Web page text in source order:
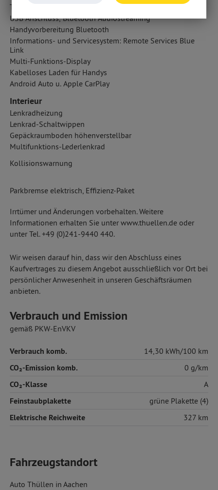
Touchscreen Bedienung
USB Anschluss, Bluetooth Audiostreaming
Handyvorbereitung Bluetooth
Informations- und Servicesystem: Remote Services Blue
Link
Multi-Funktions-Display
Kabelloses Laden für Handys
Android Auto u. Apple CarPlay
Interieur
Lenkradheizung
Lenkrad-Schaltwippen
Gepäckraumboden höhenverstellbar
Multifunktions-Lederlenkrad
Kollisionswarnung
Parkbremse elektrisch, Effizienz-Paket
Irrtümer und Änderungen vorbehalten. Weitere
Informationen erhalten Sie unter www.thuellen.de oder
unter Tel. +49 (0)241-9440 440.
Wir weisen darauf hin, dass wir den Abschluss eines
Kaufvertrages zu diesem Angebot ausschließlich vor Ort bei
persönlicher Anwesenheit in unseren Geschäftsräumen
anbieten.
Verbrauch und Emission
gemäß PKW-EnVKV
Verbrauch komb. 14,30 kWh/100 km
CO₂-Emission komb. 0 g/km
CO₂-Klasse A
Feinstaubplakette grüne Plakette (4)
Elektrische Reichweite 327 km
Fahrzeugstandort
Auto Thüllen in Aachen